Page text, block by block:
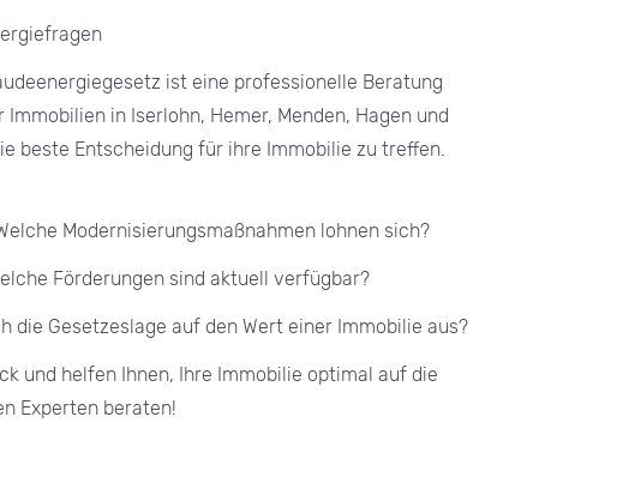
ist eine professionelle Beratung
in Iserlohn, Hemer, Menden, Hagen und
beste Entscheidung für ihre Immobilie zu treffen.
Modernisierungsmaßnahmen lohnen sich?
Förderungen sind aktuell verfügbar?
Gesetzeslage auf den Wert einer Immobilie aus?
und helfen Ihnen, Ihre Immobilie optimal auf die
Experten beraten!